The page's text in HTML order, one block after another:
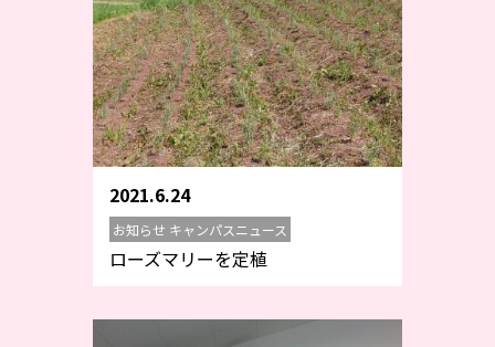
2021.6.24
お知らせ キャンパスニュース
ローズマリーを定植